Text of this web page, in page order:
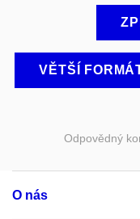
VĚTŠÍ
Odpovědný
O nás